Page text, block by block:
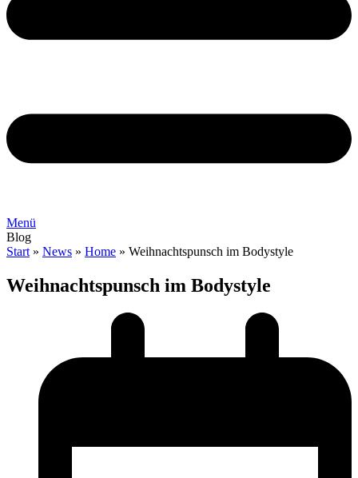
Menü
Blog
Start » News » Home » Weihnachtspunsch im Bodystyle
Weihnachtspunsch im Bodystyle